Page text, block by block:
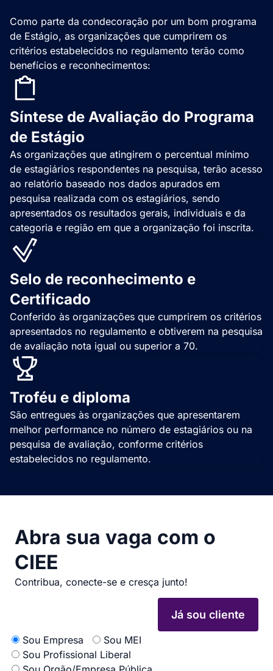
Como parte da condecoração por um bom programa
de Estágio, as organizações que cumprirem os
critérios estabelecidos no regulamento terão como
benefícios e reconhecimentos:
Síntese de Avaliação do Programa
de Estágio
As organizações que atingirem o percentual mínimo
de estagiários respondentes na pesquisa, terão acesso
ao relatório baseado nos dados apurados em
pesquisa realizada com os estagiários, sendo
apresentados os resultados gerais, individuais e da
categoria e região em que a organização foi inscrita.
Selo de reconhecimento e
Certificado
Conferido às organizações que cumprirem os critérios
apresentados no regulamento e obtiverem na pesquisa
de avaliação nota igual ou superior a 70.
Troféu e diploma
São entregues às organizações que apresentarem
melhor performance no número de estagiários ou na
pesquisa de avaliação, conforme critérios
estabelecidos no regulamento.
Abra sua vaga com o
CIEE​
Contribua, conecte-se e cresça junto!
Já sou cliente
Sou Empresa
Sou MEI
Sou Profissional Liberal